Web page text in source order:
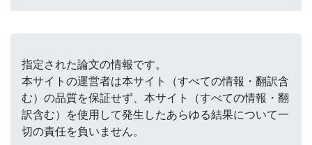
指定された論文の情報です。
本サイトの運営者は本サイト（すべての情報・翻訳含
む）の品質を保証せず、本サイト（すべての情報・翻
訳含む）を使用して発生したあらゆる結果について一
切の責任を負いません。